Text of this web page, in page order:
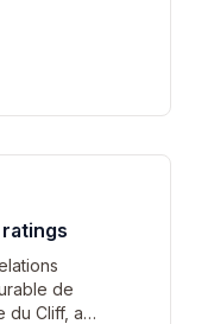
ratings
de
du Cliff, a…